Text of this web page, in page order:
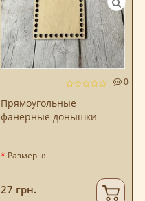
0
Прямоугольные
фанерные донышки
Размеры:
27 грн.